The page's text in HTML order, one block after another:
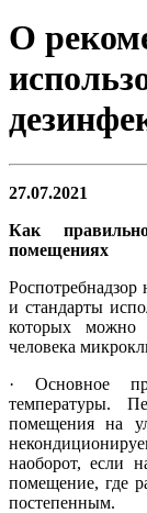
О
27.07.2021
Как
помещениях
и стандарты
которых можно
человека
· Основное
температуры.
помещения на
наоборот, если
помещение, где
постепенным.